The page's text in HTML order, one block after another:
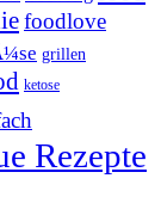
foodlove
grillen
ketose
Rezepte